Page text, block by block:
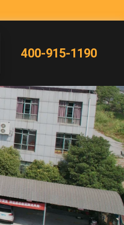
400-915-1190